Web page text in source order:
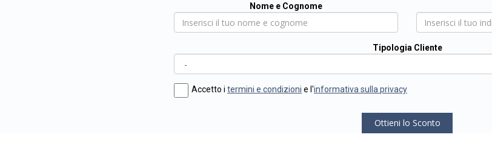
Nome e Cognome
Tipologia Cliente
Accetto i termini e condizioni e l'informativa sulla privacy
Ottieni lo Sconto